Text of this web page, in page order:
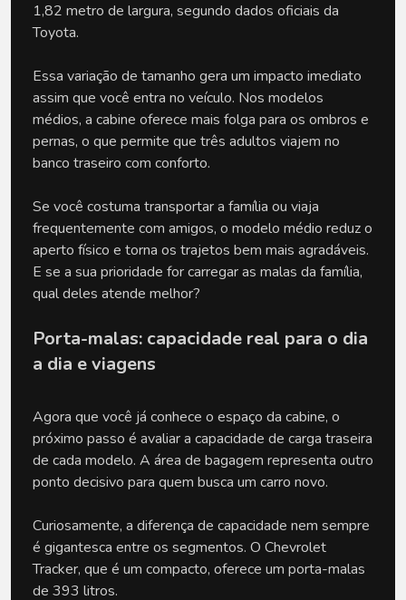
1,82 metro de largura, segundo dados oficiais da
Toyota.
Essa variação de tamanho gera um impacto imediato
assim que você entra no veículo. Nos modelos
médios, a cabine oferece mais folga para os ombros e
pernas, o que permite que três adultos viajem no
banco traseiro com conforto.
Se você costuma transportar a família ou viaja
frequentemente com amigos, o modelo médio reduz o
aperto físico e torna os trajetos bem mais agradáveis.
E se a sua prioridade for carregar as malas da família,
qual deles atende melhor?
Porta-malas: capacidade real para o dia
a dia e viagens
Agora que você já conhece o espaço da cabine, o
próximo passo é avaliar a capacidade de carga traseira
de cada modelo. A área de bagagem representa outro
ponto decisivo para quem busca um carro novo.
Curiosamente, a diferença de capacidade nem sempre
é gigantesca entre os segmentos. O Chevrolet
Tracker, que é um compacto, oferece um porta-malas
de 393 litros.